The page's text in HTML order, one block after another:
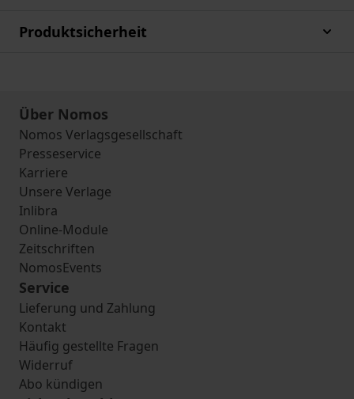
Produktsicherheit
Über Nomos
Nomos Verlagsgesellschaft
Presseservice
Karriere
Unsere Verlage
Inlibra
Online-Module
Zeitschriften
NomosEvents
Service
Lieferung und Zahlung
Kontakt
Häufig gestellte Fragen
Widerruf
Abo kündigen